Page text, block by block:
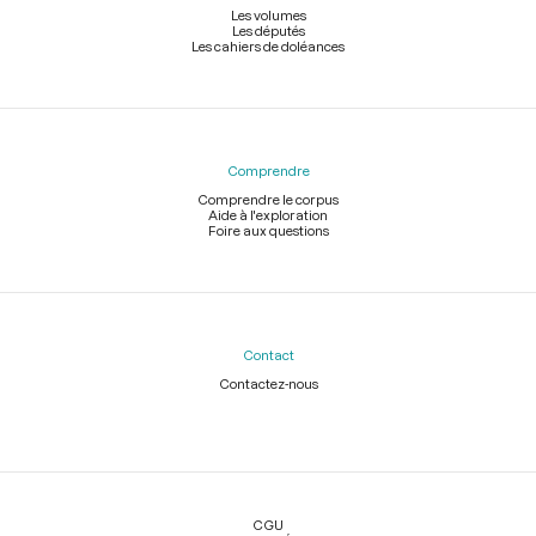
Les volumes
Les députés
Les cahiers de doléances
Comprendre
Comprendre le corpus
Aide à l'exploration
Foire aux questions
Contact
Contactez-nous
Légal
CGU